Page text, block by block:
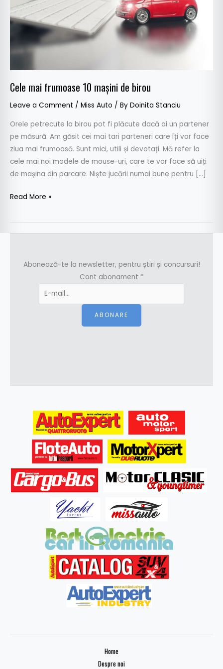
Cele mai frumoase 10 mașini de birou
Leave a Comment / Miss Auto / By Doinita Stanciu
Orele petrecute la birou pot fi plăcute dacă ai un partener
pe măsură. Am găsit cei mai tari parteneri care îți vor face
ziua mai frumoasă. Sunt mici, utili și devotați. Mă refer la
cele mai noi modele de mouse-uri, care te vor face să uiți
de mașina din parcare. Niște jucării numai bune pentru […]
Read More »
Abonează-te la newsletter, pentru știri și concursuri!
Cont abonament *
ABONARE
Home
Despre noi